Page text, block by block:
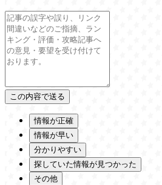
情報が正確
情報が早い
分かりやすい
探していた情報が見つかった
その他